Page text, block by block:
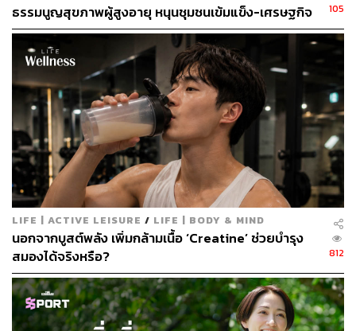
3. วางแผนมื้ออาหารให้สมดุล
แม้จะปรับมากินแบบวีแกนก็ต้องแน่ใจว่าได้รับสารอาหารที่
จำเป็นทั้งหมด เช่น พืชตระกูลถั่ว ธัญพืช ผัก ผลไม้ ถั่ว และ
เมล็ดพืช ควรมีความหลากหลายในอาหารทุกมื้อ เพื่อให้
ร่างกายได้รับสารอาหารครบถ้วน
ธรรมนูญสุขภาพผู้สูงอายุ หนุนชุมชนเข้มแข็ง-เศรษฐกิจ
ผู้สูงวัยยั่งยืน
105
LIFE | ACTIVE LEISURE / LIFE | BODY & MIND
นอกจากบูสต์พลัง เพิ่มกล้ามเนื้อ ‘Creatine’ ช่วยบำรุง
สมองได้จริงหรือ?
812